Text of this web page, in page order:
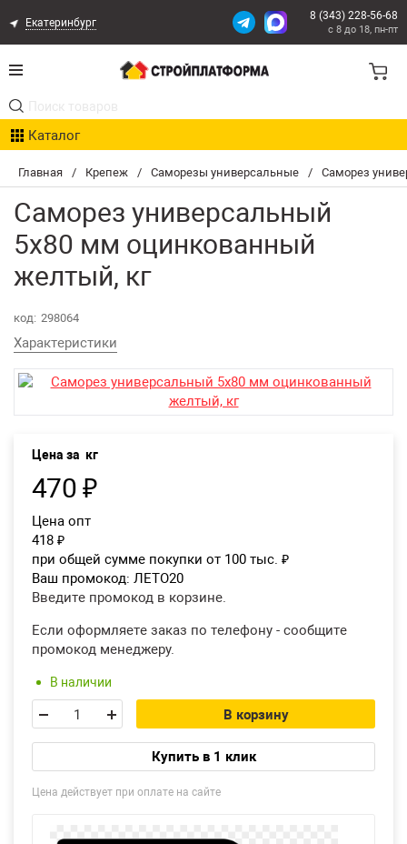
Главная / Крепеж / Саморезы универсальные / Саморез
Саморез универсальный
5х80 мм оцинкованный
желтый, кг
код: 298064
Характеристики
Цена за кг
470 ₽
Цена опт
418 ₽
при общей сумме покупки от 100 тыс. ₽
Ваш промокод: ЛЕТО20
Введите промокод в корзине.
Если оформляете заказ по телефону - сообщите
промокод менеджеру.
В наличии
В корзину
Купить в 1 клик
Цена действует при оплате на сайте
Екатеринбург
8 (343) 228-56-68
с 8 до 18, пн-пт
Каталог
Акции
Расчет доставки
Организациям
Опыт поставок
Статьи
Контакты
Оплата и Доставка
Возврат товара
Екатеринбург